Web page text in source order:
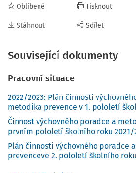
Oblíbené
Stáhnout
Tisknout
Sdílet
Související dokumenty
Pracovní situace
2022/2023: Plán činnosti
metodika prevence v 1. pololetí
Činnost výchovného poradce a
prvním pololetí školního roku 2021/
Plán činnosti výchovného poradce
prevenceve 2. pololetí školního